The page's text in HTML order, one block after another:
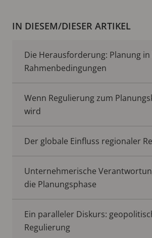
IN DIESEM/DIESER ARTIKEL
Die Herausforderung: Planung
Rahmenbedingungen
Wenn Regulierung zum
wird
Der globale Einfluss regionaler
Unternehmerische
die Planungsphase
Ein paralleler Diskurs:
Regulierung